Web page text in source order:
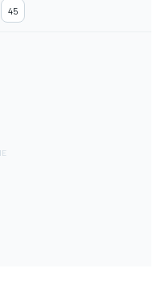
45